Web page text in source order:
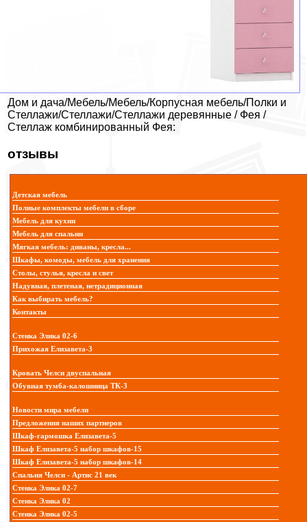
Дом и дача/Мебель/Мебель/Корпусная мебель/Полки и
Стеллажи/Стеллажи/Стеллажи деревянные / Фея /
Стеллаж комбинированный Фея:
отзывы
Детская мебель
Полные комплекты мебели в сборе
Мебель для кухни
Мебель для спальни
Мягкая мебель: диваны, кресла...
Шкафы, комоды, мебель для хранения
Столы, стулья, кресла и свет
Надувная, плетеная, нетрадиционная
Как выбирать мебель?
Контакты
Стенка Элика 02-6
Прихожая Елизавета-3
Кровать Челси двуспальная
Обувная тумба-калошница ТК-3
Новости мира мебели
Предложения наших партнеров
Шкаф-гармошка Елизавета-5
Шкаф Елизавета-5 набор шкафов-15
Шкаф Елизавета-5 набор шкафов-14
Спальня Челси - Артис 21 век
Стенка Элика 02-7
Стенка Элика 02
Стенка Элика 02-5